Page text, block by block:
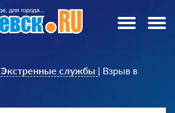
Экстренные службы | Взрыв в